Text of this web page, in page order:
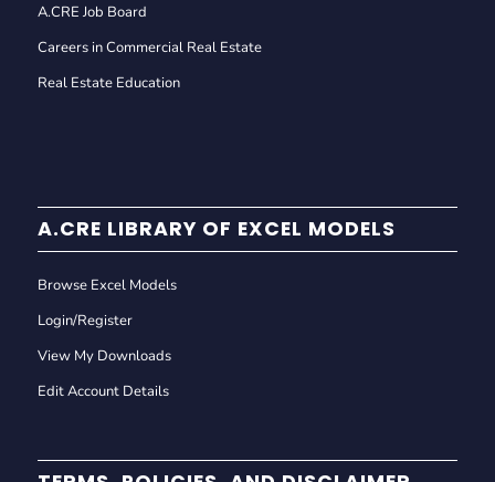
A.CRE Job Board
Careers in Commercial Real Estate
Real Estate Education
A.CRE LIBRARY OF EXCEL MODELS
Browse Excel Models
Login/Register
View My Downloads
Edit Account Details